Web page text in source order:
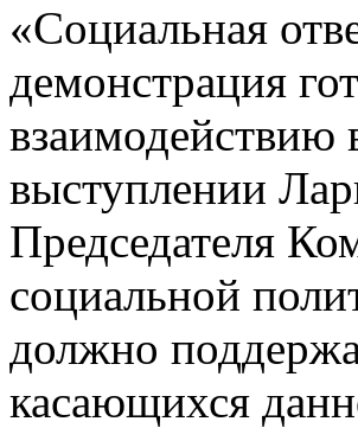
«Социальная
демонстрация
взаимодействию
выступлении
Председателя
социальной
должно
касающихся